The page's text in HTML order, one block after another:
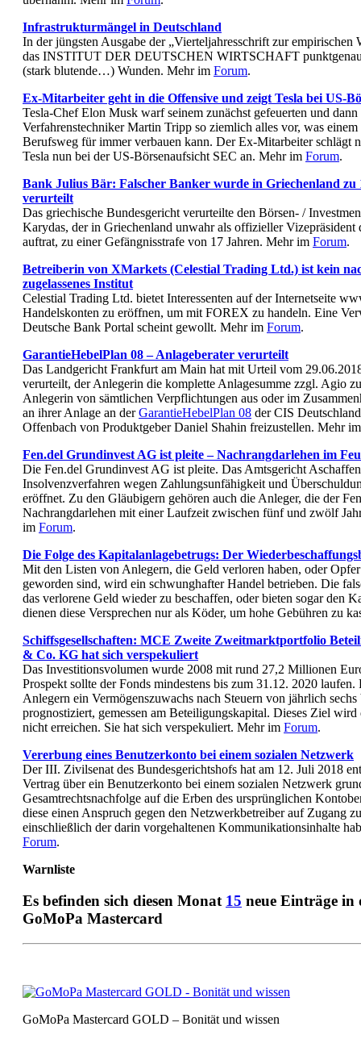
Infrastrukturmängel in Deutschland
In der jüngsten Ausgabe der „Vierteljahresschrift zur empirischen
das INSTITUT DER DEUTSCHEN WIRTSCHAFT
(stark blutende…) Wunden. Mehr im Forum.
Ex-Mitarbeiter geht in die Offensive und zeigt Tesla bei US-
Tesla-Chef Elon Musk warf seinem zunächst gefeuerten und
Verfahrenstechniker Martin Tripp so ziemlich alles vor, was einem
Berufsweg für immer verbauen kann. Der Ex-Mitarbeiter schlägt
Tesla nun bei der US-Börsenaufsicht SEC an. Mehr im Forum.
Bank Julius Bär: Falscher Banker wurde in Griechenland zu
verurteilt
Das griechische Bundesgericht verurteilte den Börsen- /
Karydas, der in Griechenland unwahr als offizieller Vizepräsident
auftrat, zu einer Gefängnisstrafe von 17 Jahren. Mehr im Forum.
Betreiberin von XMarkets (Celestial Trading Ltd.) ist kein
zugelassenes Institut
Celestial Trading Ltd. bietet Interessenten auf der Internetseite
Handelskonten zu eröffnen, um mit FOREX zu handeln. Eine
Deutsche Bank Portal scheint gewollt. Mehr im Forum.
GarantieHebelPlan 08 – Anlageberater verurteilt
Das Landgericht Frankfurt am Main hat mit Urteil vom
verurteilt, der Anlegerin die komplette Anlagesumme zzgl. Agio
Anlegerin von sämtlichen Verpflichtungen aus oder im
an ihrer Anlage an derGarantieHebelPlan 08 der CIS
Offenbach von Produktgeber Daniel Shahin freizustellen. Mehr
Fen.del Grundinvest AG ist pleite – Nachrangdarlehen im
Die Fen.del Grundinvest AG ist pleite. Das Amtsgericht
Insolvenzverfahren wegen Zahlungsunfähigkeit und
eröffnet. Zu den Gläubigern gehören auch die Anleger, die der
Nachrangdarlehen mit einer Laufzeit zwischen fünf und zwölf
im Forum.
Die Folge des Kapitalanlagebetrugs: Der
Mit den Listen von Anlegern, die Geld verloren haben, oder
geworden sind, wird ein schwunghafter Handel betrieben. Die
das verlorene Geld wieder zu beschaffen, oder bieten sogar den
dienen diese Versprechen nur als Köder, um hohe Gebühren zu
Schiffsgesellschaften: MCE Zweite Zweitmarktportfolio
& Co. KG hat sich verspekuliert
Das Investitionsvolumen wurde 2008 mit rund 27,2 Millionen
Prospekt sollte der Fonds mindestens bis zum 31.12. 2020
Anlegern ein Vermögenszuwachs nach Steuern von jährlich sechs
prognostiziert, gemessen am Beteiligungskapital. Dieses Ziel
nicht erreichen. Sie hat sich verspekuliert. Mehr im Forum.
Vererbung eines Benutzerkonto bei einem sozialen Netzwerk
Der III. Zivilsenat des Bundesgerichtshofs hat am 12. Juli 2018
Vertrag über ein Benutzerkonto bei einem sozialen Netzwerk
Gesamtrechtsnachfolge auf die Erben des ursprünglichen
diese einen Anspruch gegen den Netzwerkbetreiber auf Zugang
einschließlich der darin vorgehaltenen Kommunikationsinhalte
Forum.
Warnliste
Es befinden sich diesen Monat 15 neue Einträge
GoMoPa Mastercard
GoMoPa Mastercard GOLD – Bonität und wissen